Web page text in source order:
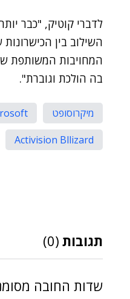
השילוב בין
המחויבות המשותפת
בה הולכת וגוברת".
מיקרוסופט
Activision Bllizard
תגובות (0)
שדות החובה